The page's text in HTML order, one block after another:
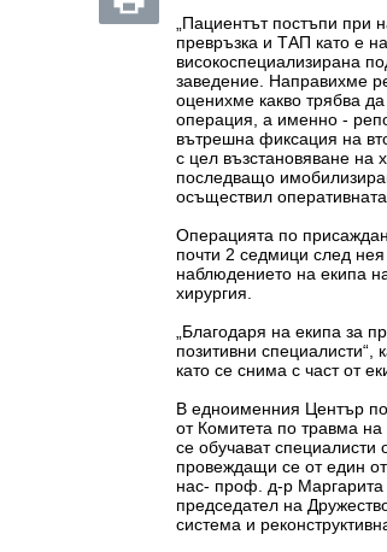
„Пациентът постъпи при
превръзка и ТАП като е
високоспециализирана
заведение. Направихме
оценихме какво трябва
операция, а именно -
вътрешна фиксация на
с цел възстановяване на
последващо
осъществил
Операцията по
почти 2 седмици след
наблюдението на екипа
хирургия.
„Благодаря на екипа за
позитивни специалисти“,
като се снима с част от
В едноименния Център
от Комитета по травма
се обучават специалисти
провеждащи се от един
нас- проф. д-р
председател на
система и